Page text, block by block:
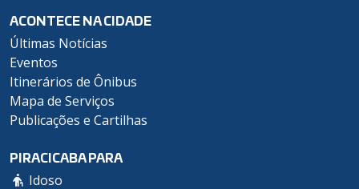
ACONTECE NA CIDADE
Últimas Notícias
Eventos
Itinerários de Ônibus
Mapa de Serviços
Publicações e Cartilhas
PIRACICABA PARA
Idoso